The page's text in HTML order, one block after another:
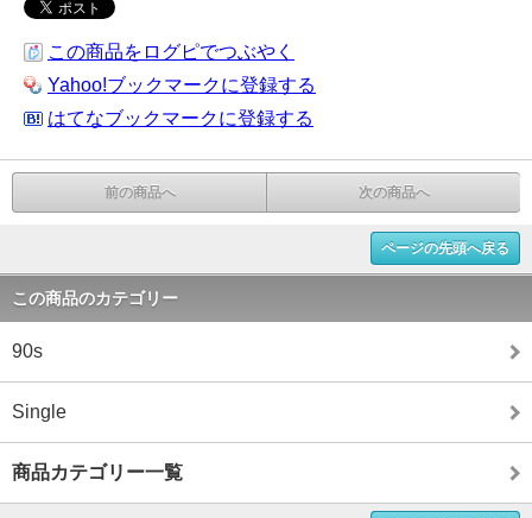
この商品をログピでつぶやく
Yahoo!ブックマークに登録する
はてなブックマークに登録する
前の商品へ 次の商品へ
ページの先頭へ戻る
この商品のカテゴリー
90s
Single
商品カテゴリー一覧